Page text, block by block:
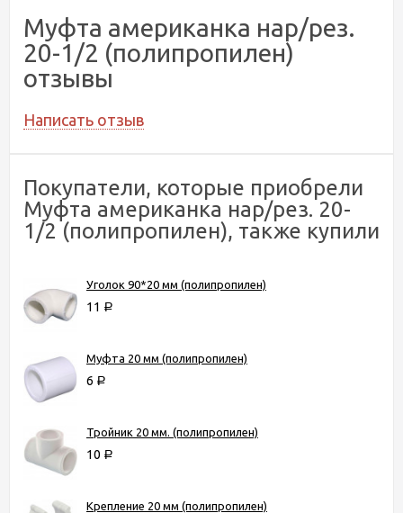
Муфта американка нар/рез.
20-1/2 (полипропилен)
отзывы
Написать отзыв
Покупатели, которые приобрели
Муфта американка нар/рез. 20-
1/2 (полипропилен), также купили
Уголок 90*20 мм (полипропилен)
11 Р
Муфта 20 мм (полипропилен)
6 Р
Тройник 20 мм. (полипропилен)
10 Р
Крепление 20 мм (полипропилен)